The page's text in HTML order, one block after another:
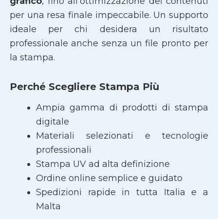
per una resa finale impeccabile. Un supporto
ideale per chi desidera un risultato
professionale anche senza un file pronto per
la stampa.
Perché Scegliere Stampa Più
Ampia gamma di prodotti di stampa
digitale
Materiali selezionati e tecnologie
professionali
Stampa UV ad alta definizione
Ordine online semplice e guidato
Spedizioni rapide in tutta Italia e a
Malta